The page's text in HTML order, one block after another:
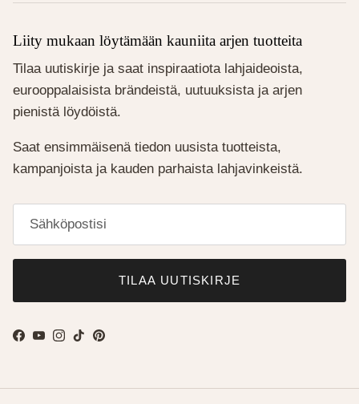
Liity mukaan löytämään kauniita arjen tuotteita
Tilaa uutiskirje ja saat inspiraatiota lahjaideoista,
eurooppalaisista brändeistä, uutuuksista ja arjen
pienistä löydöistä.
Saat ensimmäisenä tiedon uusista tuotteista,
kampanjoista ja kauden parhaista lahjavinkeistä.
TILAA UUTISKIRJE
Facebook
YouTube
Instagram
TikTokPinterest